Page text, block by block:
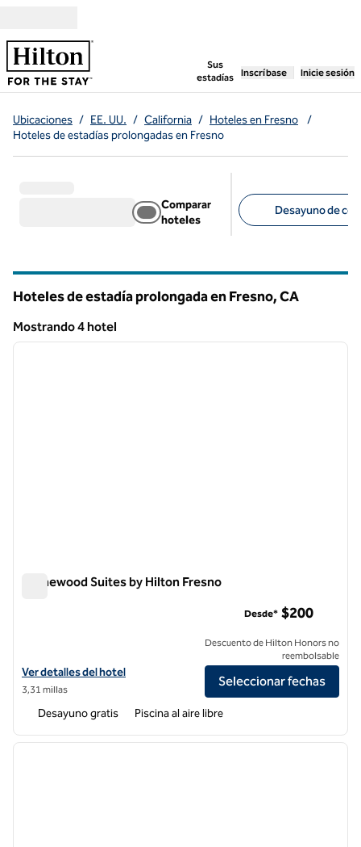
Sus
estadías
, abre una pestaña
Inscríbase Inicie sesión
Ubicaciones / EE. UU. / California / Hoteles en Fresno
/
Hoteles de estadías prolongadas en Fresno
Comparar
hoteles
Desayuno de
Hoteles de estadía prolongada en Fresno,CA
Mostrando 4 hotel
Mostrando 4 hotel
1 de 12
Homewood Suites by Hilton Fresno
Ver detalles del hotel Homewood Suites by Hilton Fresno
Ver detalles del hotel
3,31 millas
Desde* $200
Descuento de Hilton Honors no
reembolsable
Seleccionar fechas
Desayuno gratis Piscina al aire libre
1 de 12